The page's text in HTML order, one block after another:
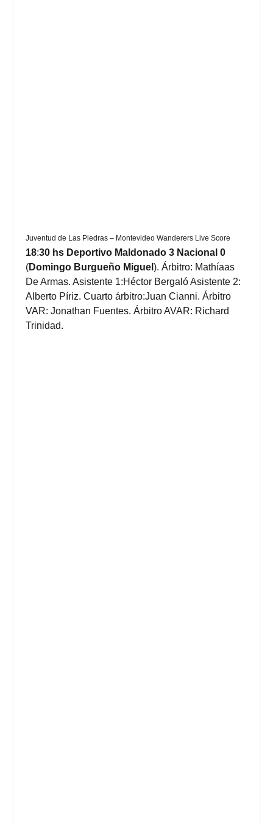
Juventud de Las Piedras – Montevideo Wanderers Live Score
18:30 hs Deportivo Maldonado 3 Nacional 0
(Domingo Burgueño Miguel). Árbitro: Mathíaas
De Armas. Asistente 1:Héctor Bergaló Asistente 2:
Alberto Píriz. Cuarto árbitro:Juan Cianni. Árbitro
VAR: Jonathan Fuentes. Árbitro AVAR: Richard
Trinidad.